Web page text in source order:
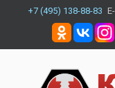
+7 (495) 138-88-83